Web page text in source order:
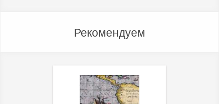
Рекомендуем